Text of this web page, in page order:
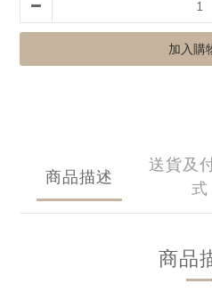
加入購
商品描述
送貨及
式
商品